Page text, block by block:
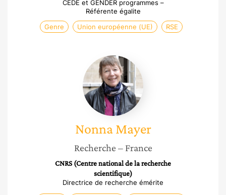
CEDE et GENDER programmes –
Référente égalite
Genre
Union européenne (UE) RSE
Nonna
Mayer
Nonna Mayer
Recherche – France
CNRS (Centre national de la recherche
scientifique)
Directrice de recherche émérite